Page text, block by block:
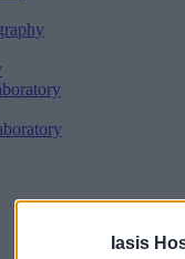
Iasis